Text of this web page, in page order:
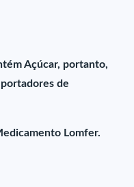
Açúcar, portanto,
de
Lomfer.